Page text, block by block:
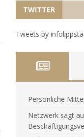
TWITTER
Tweets by
Persönliche
Netzwerk sagt